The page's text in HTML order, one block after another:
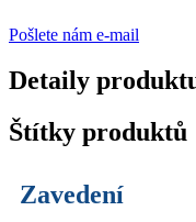
Pošlete nám e-mail
Detaily
Štítky produktů
Zavedení